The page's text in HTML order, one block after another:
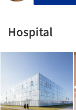
Hospital